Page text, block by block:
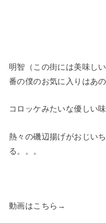
明智（この街には美味し
番の僕のお気に入りはあ
コロッケみたいな優しい味
熱々の磯辺揚げがおじい
る。。。
動画はこちら→